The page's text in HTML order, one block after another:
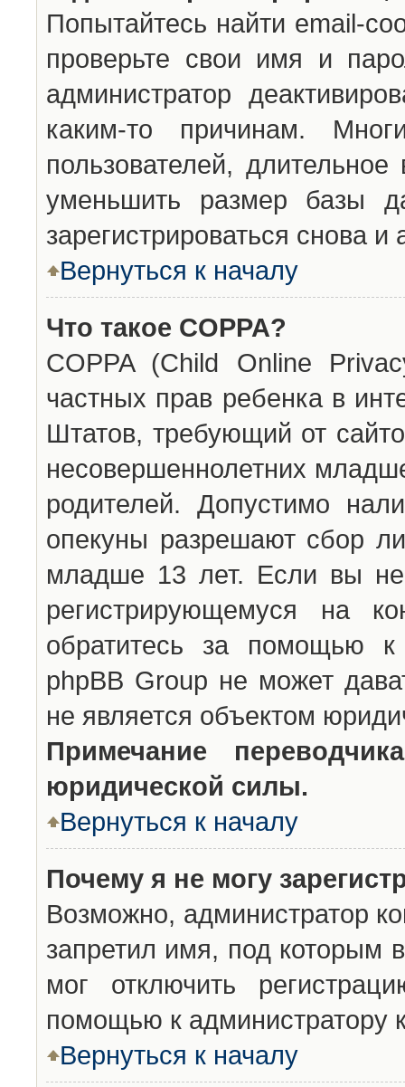
Попытайтесь найти email-
проверьте свои имя и
администратор
каким-то причинам.
пользователей,
уменьшить размер базы
зарегистрироваться снова и
Вернуться к началу
Что такое COPPA?
COPPA (Child Online
частных прав ребенка в
Штатов, требующий от
несовершеннолетних
родителей. Допустимо
опекуны разрешают сбор
младше 13 лет. Если вы
регистрирующемуся на
обратитесь за помощью к
phpBB Group не может
не является объектом
Примечание
юридической силы.
Вернуться к началу
Почему я не могу
Возможно, администратор
запретил имя, под которым
мог отключить
помощью к администратору
Вернуться к началу